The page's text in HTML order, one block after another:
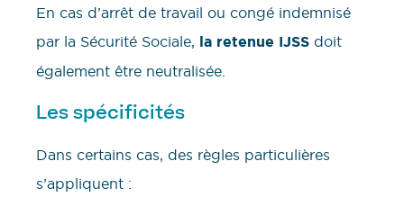
En cas d’arrêt de travail ou congé indemnisé
par la Sécurité Sociale, la retenue IJSS doit
également être neutralisée.
Les spécificités
Dans certains cas, des règles particulières
s’appliquent :